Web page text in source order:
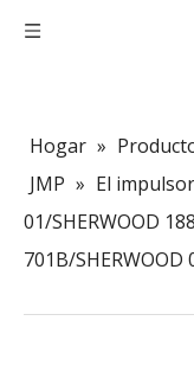
Hogar »
JMP » El
01/SHERWOOD
701B/SHERWOOD